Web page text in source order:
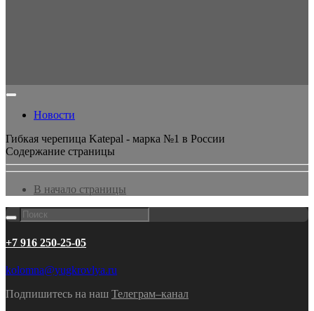
Новости
Гибкая черепица Katepal - марка №1 в России
Содержание страницы
В начало страницы
+7 916 250-25-05
kolomna@yugkrovlya.ru
Подпишитесь на наш Телеграм–канал